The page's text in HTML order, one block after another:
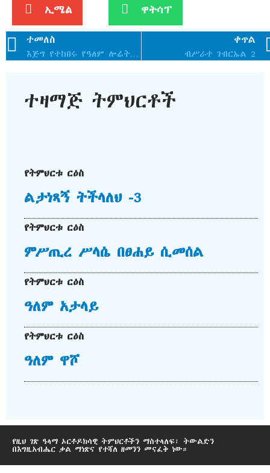
ኢሜል ዋትሳፕ
ተመለስ
እጅግ የተከበሩ የዓለም ሎሬት ሜትር አርቲስት አፈወርቅ ተክሌ የዓለማችን፣ የኢትዮጵያና የኦርቶዶክስ ተዋህዶ ቤተ ክርስቲያናችን ታላቅ ባለውለታ ናቸው…!!
ቀጥል
ብሥራተ ገብርኤል 2
ተዛማጅ ትምህርቶች
የትምህርቱ ርዕስ
ልታነጻኝ ትችላለህ -3
የትምህርቱ ርዕስ
ምሥጢረ ሥላሴ በፀሐይ ሲመሰል
የትምህርቱ ርዕስ
ዓለም አታላይ
የትምህርቱ ርዕስ
ዓለም ዋሾ
የዚህ ገጽ ዓላማ ኦርቶዶክሳዊ ትምህርቶችን ማስተላለፍ፣ ትውልድን
በእግዚአብሔር ቃል ማነጽና የተሻለ ዘመንን መናፈቅ ነው።